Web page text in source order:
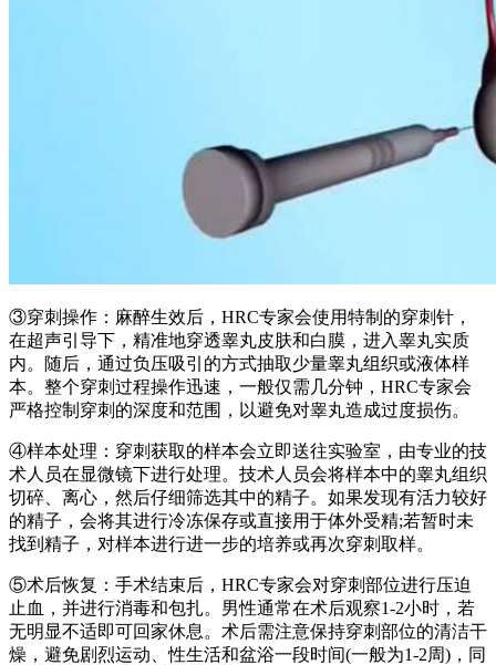
③穿刺操作：麻醉生效后，HRC专家会使用特制的穿刺针，
在超声引导下，精准地穿透睾丸皮肤和白膜，进入睾丸实质
内。随后，通过负压吸引的方式抽取少量睾丸组织或液体样
本。整个穿刺过程操作迅速，一般仅需几分钟，HRC专家会
严格控制穿刺的深度和范围，以避免对睾丸造成过度损伤。
④样本处理：穿刺获取的样本会立即送往实验室，由专业的技
术人员在显微镜下进行处理。技术人员会将样本中的睾丸组织
切碎、离心，然后仔细筛选其中的精子。如果发现有活力较好
的精子，会将其进行冷冻保存或直接用于体外受精;若暂时未
找到精子，对样本进行进一步的培养或再次穿刺取样。
⑤术后恢复：手术结束后，HRC专家会对穿刺部位进行压迫
止血，并进行消毒和包扎。男性通常在术后观察1-2小时，若
无明显不适即可回家休息。术后需注意保持穿刺部位的清洁干
燥，避免剧烈运动、性生活和盆浴一段时间(一般为1-2周)，同